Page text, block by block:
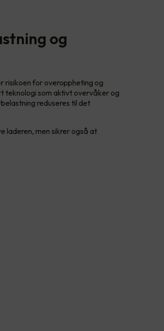
og
risikoen for overoppheting og
teknologi som aktivt overvåker og
reduseres til det
laderen, men sikrer også at